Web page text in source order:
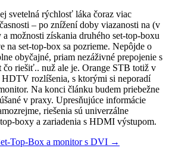
svetelná rýchlosť láka čoraz viac
– po znížení doby viazanosti na (v
možnosti získania druhého set-top-boxu
na set-top-box sa pozrieme. Nepôjde o
obyčajné, priam nezáživné prepojenie s
čo riešiť.. nuž ale je. Orange STB totiž v
HDTV rozlíšenia, s ktorými si neporadí
Na konci článku budem priebežne
v praxy. Upresňujúce informácie
riešenia sú univerzálne
boxy a zariadenia s HDMI výstupom.
Top-Box a monitor s DVI →